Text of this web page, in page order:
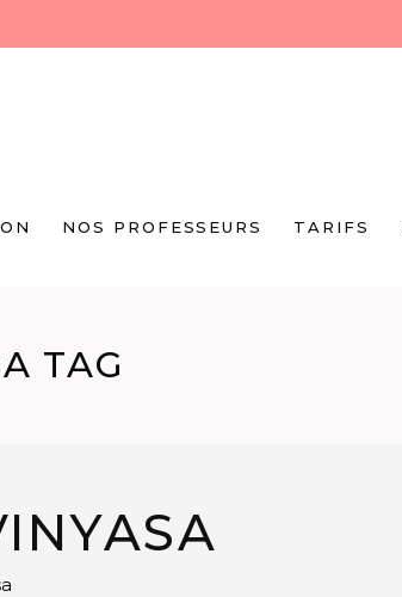
NOS PROFESSEURS TARIFS
TAG